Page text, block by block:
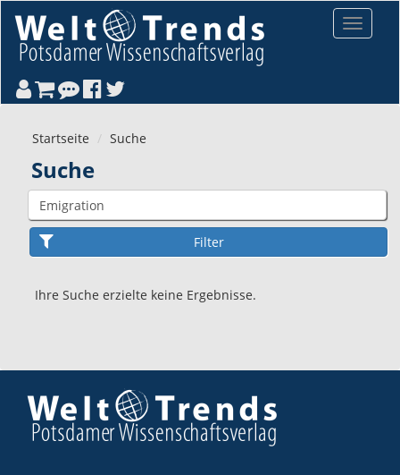
Toggle
Startseite Suche
Suche
Ihre Suche erzielte keine Ergebnisse.